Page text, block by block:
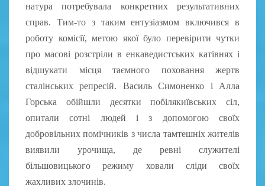
натура потребувала конкретних результативних
справ. Тим-то з таким ентузіазмом включився в
роботу комісії, метою якої було перевірити чутки
про масові розстріли в енкаведистських катівнях і
відшукати місця таємного поховання жертв
сталінських репресій. Василь Симоненко і Алла
Горська обійшли десятки побілякиївських сіл,
опитали сотні людей і з допомогою своїх
добровільних помічників з числа тамтешніх жителів
виявили урочища, де ревні служителі
більшовицького режиму ховали сліди своїх
жахливих злочинів.